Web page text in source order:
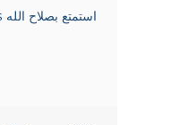
استمتع بصلاح الله Enjoy God’s Goodness